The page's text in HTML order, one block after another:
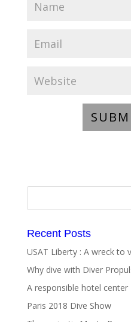
Recent Posts
USAT Liberty : A wreck to
Why dive with Diver
A responsible hotel center
Paris 2018 Dive Show